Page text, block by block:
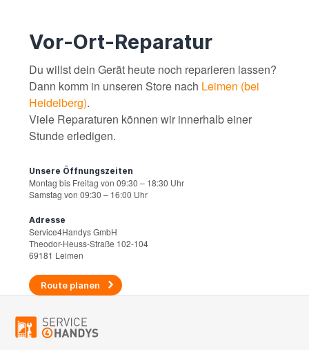
Vor-Ort-Reparatur
Du willst dein Gerät heute noch reparieren lassen?
Dann komm in unseren Store nach Leimen (bei
Heidelberg).
Viele Reparaturen können wir innerhalb einer
Stunde erledigen.
Unsere Öffnungszeiten
Montag bis Freitag von 09:30 – 18:30 Uhr
Samstag von 09:30 – 16:00 Uhr
Adresse
Service4Handys GmbH
Theodor-Heuss-Straße 102-104
69181 Leimen
Route planen